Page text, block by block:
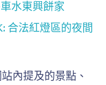
車水東興餅家
合法紅燈區的夜間
內提及的景點、